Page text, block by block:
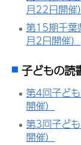
月22日開催）
第15期千葉
月2日開催）
子どもの読
第4回子ど
開催）
第3回子ど
開催）